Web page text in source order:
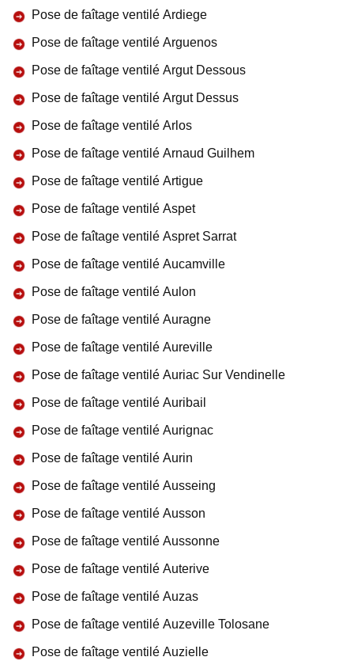
Pose de faîtage ventilé Ardiege
Pose de faîtage ventilé Arguenos
Pose de faîtage ventilé Argut Dessous
Pose de faîtage ventilé Argut Dessus
Pose de faîtage ventilé Arlos
Pose de faîtage ventilé Arnaud Guilhem
Pose de faîtage ventilé Artigue
Pose de faîtage ventilé Aspet
Pose de faîtage ventilé Aspret Sarrat
Pose de faîtage ventilé Aucamville
Pose de faîtage ventilé Aulon
Pose de faîtage ventilé Auragne
Pose de faîtage ventilé Aureville
Pose de faîtage ventilé Auriac Sur Vendinelle
Pose de faîtage ventilé Auribail
Pose de faîtage ventilé Aurignac
Pose de faîtage ventilé Aurin
Pose de faîtage ventilé Ausseing
Pose de faîtage ventilé Ausson
Pose de faîtage ventilé Aussonne
Pose de faîtage ventilé Auterive
Pose de faîtage ventilé Auzas
Pose de faîtage ventilé Auzeville Tolosane
Pose de faîtage ventilé Auzielle